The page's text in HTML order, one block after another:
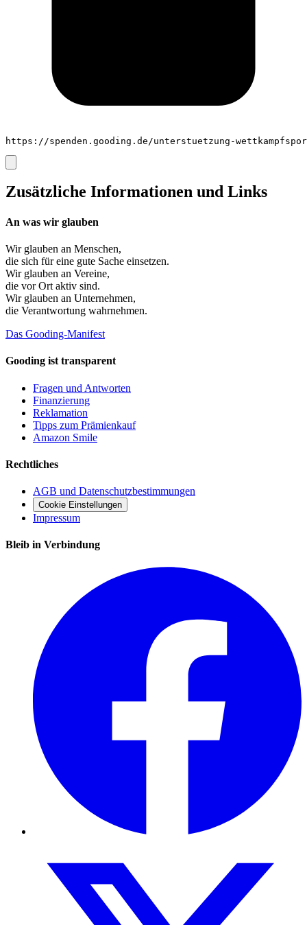
https://spenden.gooding.de/unterstuetzung-
Zusätzliche Informationen und Links
An was wir glauben
Wir glauben an Menschen,
die sich für eine gute Sache einsetzen.
Wir glauben an Vereine,
die vor Ort aktiv sind.
Wir glauben an Unternehmen,
die Verantwortung wahrnehmen.
Das Gooding-Manifest
Gooding ist transparent
Fragen und Antworten
Finanzierung
Reklamation
Tipps zum Prämienkauf
Amazon Smile
Rechtliches
AGB und Datenschutzbestimmungen
Cookie Einstellungen
Impressum
Bleib in Verbindung